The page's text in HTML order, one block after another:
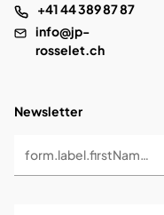
+41 44 389 87 87
info@jp-
rosselet.ch
Newsletter
form.label.firstName *